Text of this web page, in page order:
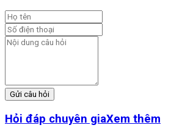
Gửi câu hỏi
Hỏi đáp chuyên giaXem thêm